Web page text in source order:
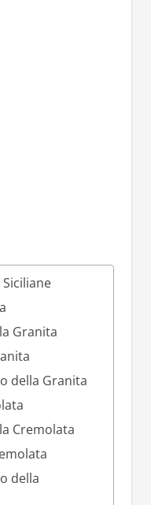
Granita
della Granita
Cremolata
della